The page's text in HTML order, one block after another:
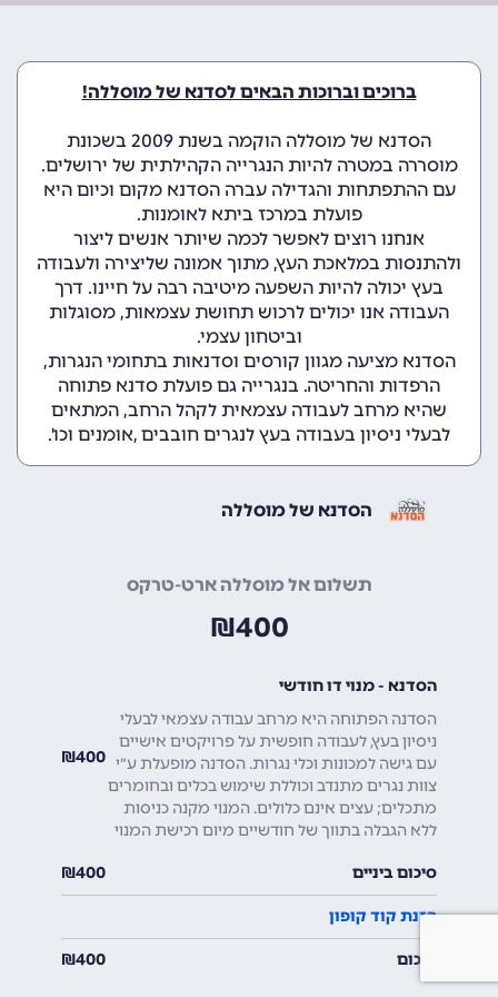
ברוכים וברוכות הבאים לסדנא של מוסללה!
הסדנא של מוסללה הוקמה בשנת 2009 בשכונת
מוסררה במטרה להיות הנגרייה הקהילתית של ירושלים.
עם ההתפתחות והגדילה עברה הסדנא מקום וכיום היא
פועלת במרכז ביתא לאומנות.
אנחנו רוצים לאפשר לכמה שיותר אנשים ליצור
ולהתנסות במלאכת העץ, מתוך אמונה שליצירה ולעבודה
בעץ יכולה להיות השפעה מיטיבה רבה על חיינו. דרך
העבודה אנו יכולים לרכוש תחושת עצמאות, מסוגלות
וביטחון עצמי.
הסדנא מציעה מגוון קורסים וסדנאות בתחומי הנגרות,
הרפדות והחריטה. בנגרייה גם פועלת סדנא פתוחה
שהיא מרחב לעבודה עצמאית לקהל הרחב, המתאים
לבעלי ניסיון בעבודה בעץ לנגרים חובבים ,אומנים וכו'.
הסדנא של מוסללה
תשלום אל מוסללה ארט-טרקס
400
₪
הסדנא - מנוי דו חודשי
הסדנה הפתוחה היא מרחב עבודה עצמאי לבעלי
ניסיון בעץ, לעבודה חופשית על פרויקטים אישיים
עם גישה למכונות וכלי נגרות. הסדנה מופעלת ע״י
צוות נגרים מתנדב וכוללת שימוש בכלים ובחומרים
מתכלים; עצים אינם כלולים. המנוי מקנה כניסות
ללא הגבלה בתווך של חודשיים מיום רכישת המנוי
400
₪
סיכום ביניים 400
₪
הזנת קוד קופון
סיכום 400
₪